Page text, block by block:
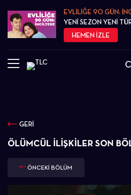
EVLİLİĞE 90 GÜN:
YENİ SEZON YENİ
HEMEN İZLE
GERİ
ÖLÜMCÜL İLIŞKILER SON
ÖNCEKİ BÖLÜM